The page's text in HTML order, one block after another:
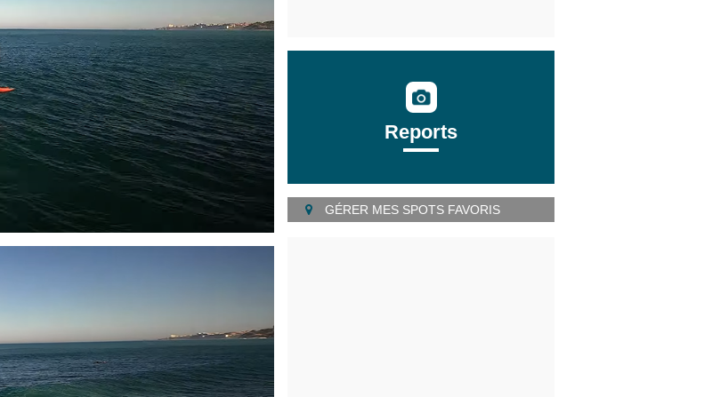
Reports
GÉRER MES SPOTS FAVORIS